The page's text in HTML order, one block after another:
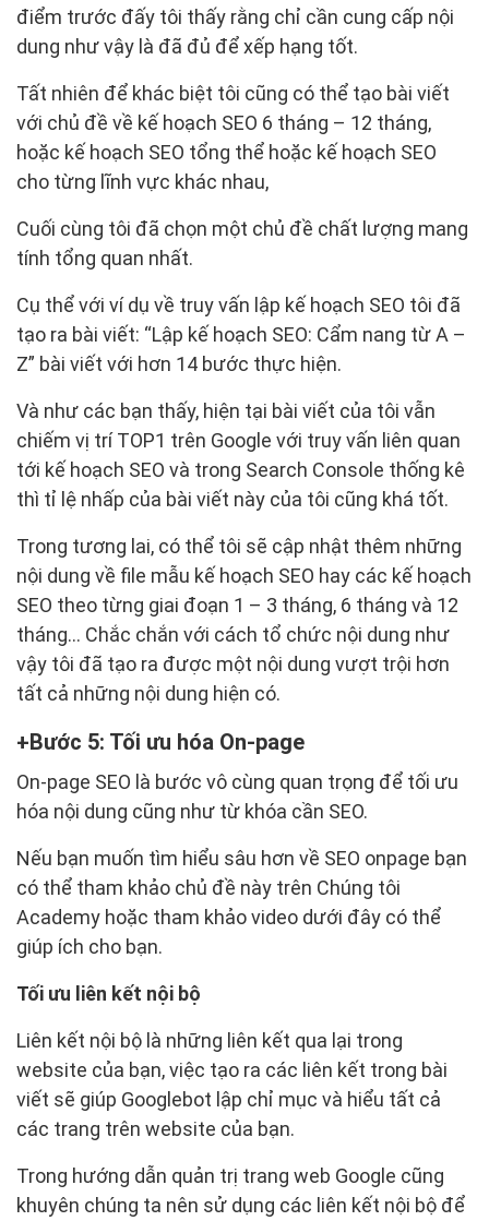
điểm trước đấy tôi thấy rằng chỉ cần cung cấp nội
dung như vậy là đã đủ để xếp hạng tốt.
Tất nhiên để khác biệt tôi cũng có thể tạo bài viết
với chủ đề về kế hoạch SEO 6 tháng – 12 tháng,
hoặc kế hoạch SEO tổng thể hoặc kế hoạch SEO
cho từng lĩnh vực khác nhau,
Cuối cùng tôi đã chọn một chủ đề chất lượng mang
tính tổng quan nhất.
Cụ thể với ví dụ về truy vấn lập kế hoạch SEO tôi đã
tạo ra bài viết: “Lập kế hoạch SEO: Cẩm nang từ A –
Z” bài viết với hơn 14 bước thực hiện.
Và như các bạn thấy, hiện tại bài viết của tôi vẫn
chiếm vị trí TOP1 trên Google với truy vấn liên quan
tới kế hoạch SEO và trong Search Console thống kê
thì tỉ lệ nhấp của bài viết này của tôi cũng khá tốt.
Trong tương lai, có thể tôi sẽ cập nhật thêm những
nội dung về file mẫu kế hoạch SEO hay các kế hoạch
SEO theo từng giai đoạn 1 – 3 tháng, 6 tháng và 12
tháng… Chắc chắn với cách tổ chức nội dung như
vậy tôi đã tạo ra được một nội dung vượt trội hơn
tất cả những nội dung hiện có.
Bước 5: Tối ưu hóa On-page
On-page SEO là bước vô cùng quan trọng để tối ưu
hóa nội dung cũng như từ khóa cần SEO.
Nếu bạn muốn tìm hiểu sâu hơn về SEO onpage bạn
có thể tham khảo chủ đề này trên Chúng tôi
Academy hoặc tham khảo video dưới đây có thể
giúp ích cho bạn.
Tối ưu liên kết nội bộ
Liên kết nội bộ là những liên kết qua lại trong
website của bạn, việc tạo ra các liên kết trong bài
viết sẽ giúp Googlebot lập chỉ mục và hiểu tất cả
các trang trên website của bạn.
Trong hướng dẫn quản trị trang web Google cũng
khuyên chúng ta nên sử dụng các liên kết nội bộ để